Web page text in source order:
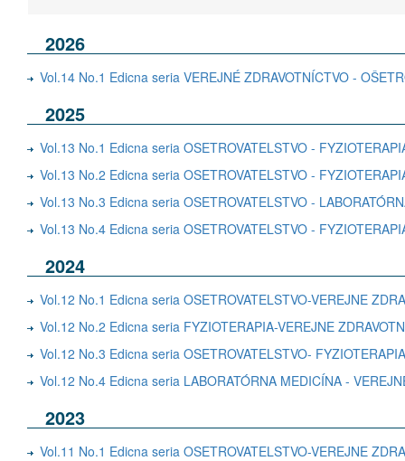
2026
Vol.14 No.1 Edicna seria VEREJNÉ ZDRAVOTNÍCTVO -
2025
Vol.13 No.1 Edicna seria OSETROVATELSTVO -
Vol.13 No.2 Edicna seria OSETROVATELSTVO -
Vol.13 No.3 Edicna seria OSETROVATELSTVO -
Vol.13 No.4 Edicna seria OSETROVATELSTVO -
2024
Vol.12 No.1 Edicna seria OSETROVATELSTVO-VEREJNE
Vol.12 No.2 Edicna seria FYZIOTERAPIA-VEREJNE
Vol.12 No.3 Edicna seria OSETROVATELSTVO- FYZIOTERAPIA
Vol.12 No.4 Edicna seria LABORATÓRNA MEDICÍNA -
2023
Vol.11 No.1 Edicna seria OSETROVATELSTVO-VEREJNE